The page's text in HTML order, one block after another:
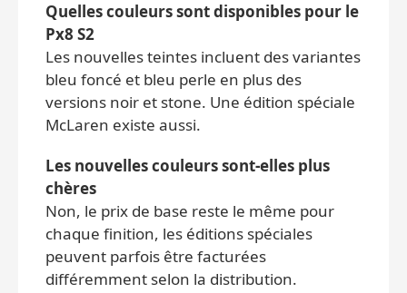
Quelles couleurs sont disponibles pour le
Px8 S2
Les nouvelles teintes incluent des variantes
bleu foncé et bleu perle en plus des
versions noir et stone. Une édition spéciale
McLaren existe aussi.
Les nouvelles couleurs sont‑elles plus
chères
Non, le prix de base reste le même pour
chaque finition, les éditions spéciales
peuvent parfois être facturées
différemment selon la distribution.